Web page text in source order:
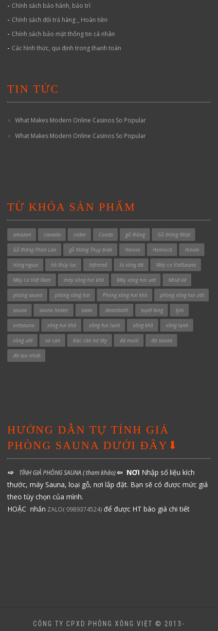
- Chính sách bảo hành, bảo trì
- Chính sách đổi trả hàng _ Hoàn tiền
- Chính sách bảo mật thông tin cá nhân
- Các hình thức, qui định trong thanh toán
TIN TỨC
What Makes Modern Online Casinos So Popular
What Makes Modern Online Casinos So Popular
TỪ KHÓA SẢN PHẨM
amazon canada cedar Coasts gỗ thông Gỗ thông Nhật
Gỗ thông Phần Lan gỗ thông Thụy Điển Harvia Hemlock Hinoki
hồng ngoại hồ thủy lực Infrared lò xông đá Máy cơ VietSauna
Máy cơ Việt Nam máy xông hơi khô Máy xông hơi ướt Nhiệt kế
phòng sauna phòng xông hơi Phòng xông hơi khô phòng xông hơi ướt
sauna sauna heater sawo steambath tuyết tùng tylo
vietsauna xông hơi khô xông hơi lạnh xông khô xông lạnh
xông ướt xả cặn Độc cần bờ tây đá muối đá sauna
đá tạo nhiệt
HƯỚNG DẪN TỰ TÍNH GIÁ
PHÒNG SAUNA DƯỚI ĐÂY⬇
⇨ TÍNH GIÁ PHÒNG SAUNA( tham khảo)⇦ NƠI Nhập số liệu kích
thước, máy Sauna, loại gỗ, nơi lắp đặt. Bạn sẽ có được mức giá
theo tùy chọn của mình.
HOẶC nhắn ZALO( 0989374524) để được HT báo giá chi tiết
CÔNG TY CPXD PHÒNG XÔNG VIỆT © 2013-